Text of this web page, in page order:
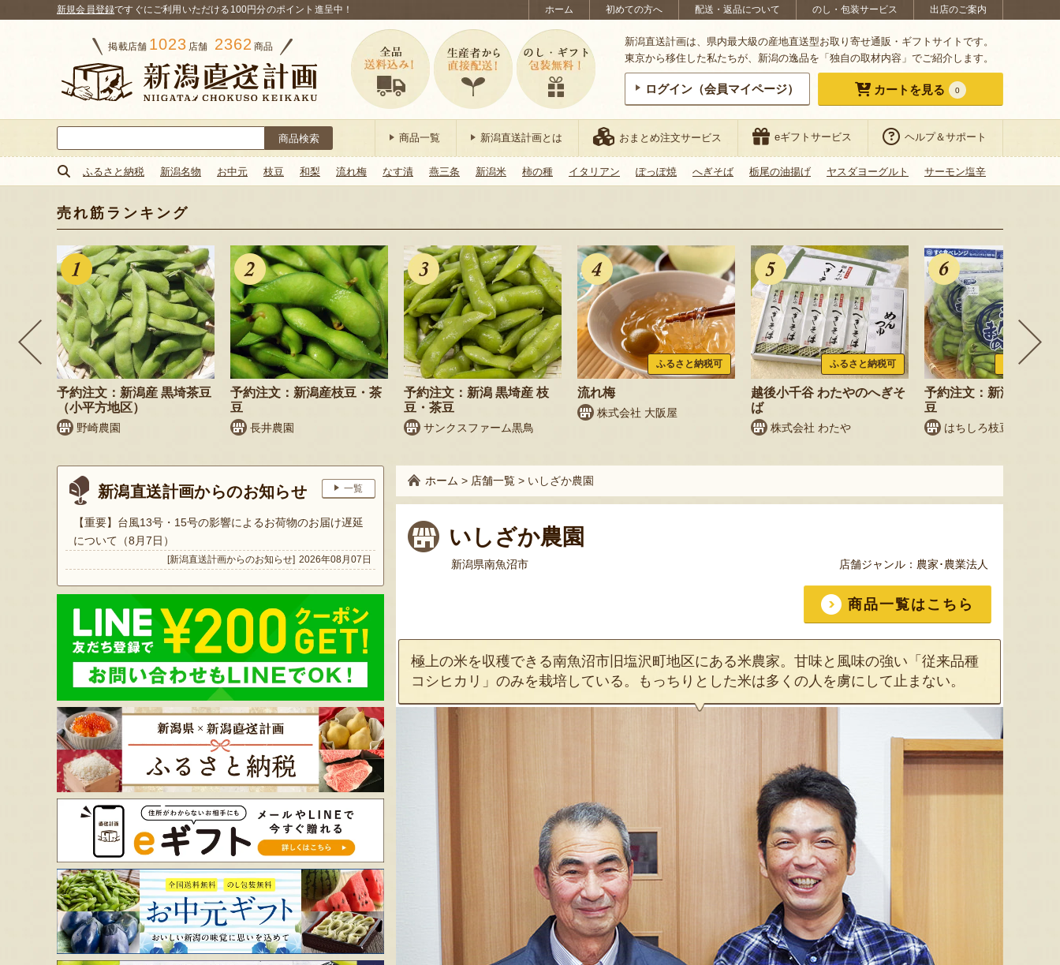
ホーム 初めての方へ 配送・返品について のし・包装サービス 出店のご案内
新規会員登録ですぐにご利用いただける100円分のポイント進呈中！
掲載店舗 1023 店舗 2362 商品
新潟直送計画は、県内最大級の産地直送型お取り寄せ通販・ギフトサイトです。
東京から移住した私たちが、新潟の逸品を「独自の取材内容」でご紹介します。
ログイン（会員マイページ） カートを見る 0
索:
商品一覧 新潟直送計画とは おまとめ注文サービス eギフトサービス ヘルプ＆サポート
ふるさと納税 新潟名物 お中元 枝豆 和梨 流れ梅 なす漬 燕三条 新潟米 柿の種 イタリアン ぽっぽ焼 へぎそば 栃尾の油揚げ ヤスダヨーグルト サーモン塩辛
売れ筋ランキング
予約注文：新潟産 黒埼茶豆
（小平方地区）
野崎農園
予約注文：新潟産枝豆・茶
豆
長井農園
予約注文：新潟 黒埼産 枝
豆・茶豆
サンクスファーム黒鳥
ふるさと納税可
流れ梅
株式会社 大阪屋
ふるさと納税可
越後小千谷 わたやのへぎそ
ば
株式会社 わたや
ふるさと納
予約注文：新潟産 枝豆
豆
はちしろ枝豆農園
新潟直送計画からのお知らせ 一覧
【重要】台風13号・15号の影響によるお荷物のお届け遅延
について（8月7日）
[新潟直送計画からのお知らせ] 2026年08月07日
ホーム > 店舗一覧 > いしざか農園
いしざか農園
新潟県南魚沼市 店舗ジャンル： 農家･農業法人
商品一覧はこちら
極上の米を収穫できる南魚沼市旧塩沢町地区にある米農家。甘味と風味の強い「従来品種
コシヒカリ」のみを栽培している。もっちりとした米は多くの人を虜にして止まない。